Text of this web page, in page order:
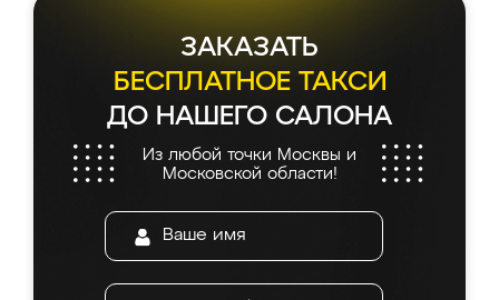
ЗАКАЗАТЬ
БЕСПЛАТНОЕ ТАКСИ
ДО НАШЕГО САЛОНА
Из любой точки Москвы и
Московской области!